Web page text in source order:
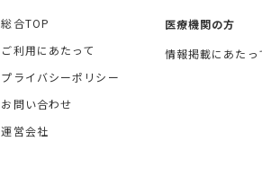
総合TOP
ご利用にあたって
プライバシーポリシー
お問い合わせ
運営会社
医療機関の方
情報掲載にあたっ